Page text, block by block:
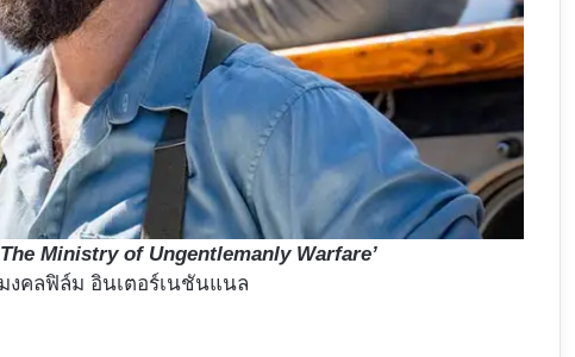
Ministry of Ungentlemanly Warfare’
งคลฟิล์ม อินเตอร์เนชันแนล